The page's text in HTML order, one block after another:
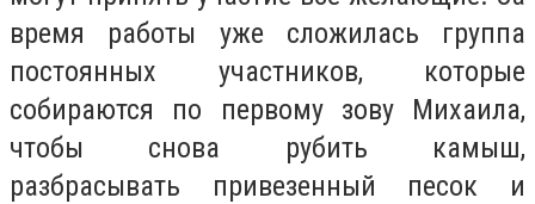
время работы уже сложилась группа
постоянных участников, которые
собираются по первому зову Михаила,
чтобы снова рубить камыш,
разбрасывать привезенный песок и